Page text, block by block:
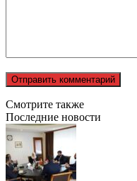
Смотрите также
Последние новости